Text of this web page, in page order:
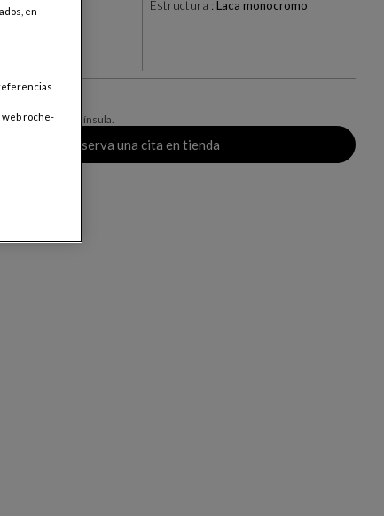
Estructura : Laca monocromo
válido en Península.
Reserva una cita en tienda
en
web roche-